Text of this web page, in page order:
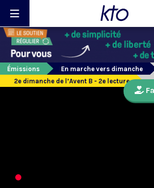
Émissions
En marche vers dimanche
2e dimanche de l’Avent B - 2e lecture